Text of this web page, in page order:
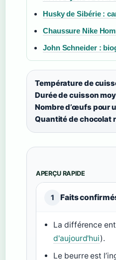
Husky de Sibérie :
Chaussure Nike
John Schneider :
Température de
Durée de cuisson
Nombre d’œufs pour
Quantité de chocolat
APERÇU RAPIDE
1 Faits
La différence
d'aujourd'hui).
Le beurre est